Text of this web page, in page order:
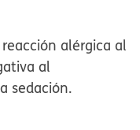
alérgica al
al
sedación.